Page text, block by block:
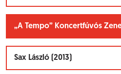
„A Tempo” Koncertfúvós
Sax László (2013)